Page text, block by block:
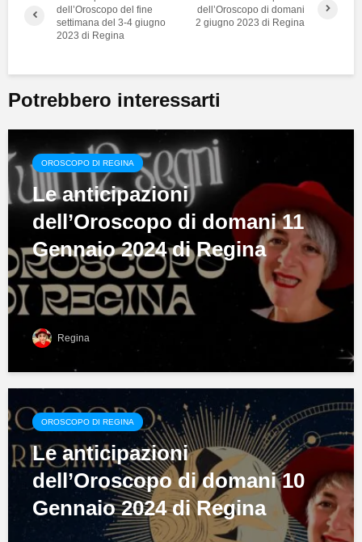
dell’Oroscopo del fine
settimana del 3-4 giugno
2023 di Regina
dell’Oroscopo di domani
2 giugno 2023 di Regina
Potrebbero interessarti
OROSCOPO DI REGINA
Le anticipazioni
dell’Oroscopo di domani 11
Gennaio 2024 di Regina
Regina
OROSCOPO DI REGINA
Le anticipazioni
dell’Oroscopo di domani 10
Gennaio 2024 di Regina